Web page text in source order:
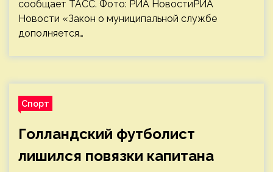
сообщает ТАСС. Фото: РИА НовостиРИА
Новости «Закон о муниципальной службе
дополняется…
Спорт
Голландский футболист
лишился повязки капитана